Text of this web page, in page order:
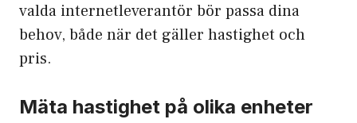
valda internetleverantör bör passa dina
behov, både när det gäller hastighet och
pris.
Mäta hastighet på olika enheter